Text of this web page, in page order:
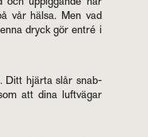
vår hälsa. Men vad
dryck gör entré i
Ditt hjär­ta slår snab­
att dina luft­vä­gar